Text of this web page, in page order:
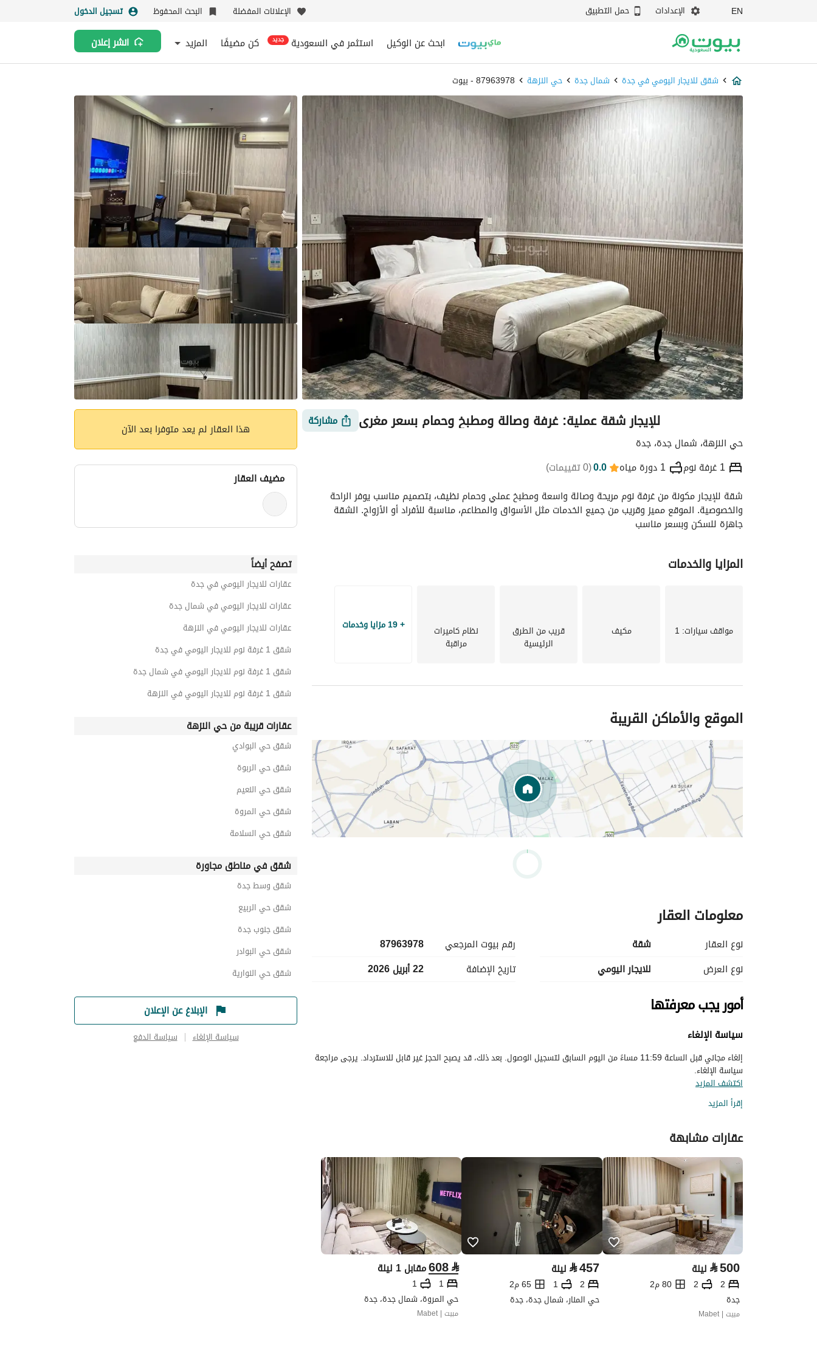
EN الإعدادات حمل التطبيق الإعلانات المفضلة البحث المحفوظ تسجيل الدخول
ابحث عن الوكيل استثمر في السعودية جديد كن مضيفًا المزيد انشر إعلان
شقق للايجار اليومي في جدة شمال جدة حي النزهة 87963978 - بيوت
للإيجار شقة عملية: غرفة وصالة ومطبخ وحمام بسعر مغري
مشاركة
حي النزهة، شمال جدة، جدة
1 غرفة نوم 1 دورة مياه 0.0
(0 تقييمات )
التفاصيل الموقع والأماكن القريبة معلومات وزارة السياحة التقييمات معلومات العقار أمور يجب معرفتها
جاهزة للسكن وبسعر مناسب
المزايا والخدمات
مواقف سيارات: 1 مكيف قريب من الطرق
الرئيسية
نظام كاميرات
مراقبة
+ 19 مزايا وخدمات
الموقع والأماكن القريبة
معلومات العقار
نوع العقار
شقة
نوع العرض
للايجار اليومي
رقم بيوت المرجعي
87963978
تاريخ الإضافة
22 أبريل 2026
أمور يجب معرفتها
سياسة الإلغاء
إلغاء مجاني قبل الساعة 11:59 مساءً من اليوم السابق لتسجيل الوصول. بعد ذلك، قد يصبح الحجز غير قابل للاسترداد. يرجى مراجعة
سياسة الإلغاء.
اكتشف المزيد
إقرأ المزيد
عقارات مشابهة
⃁500 ليلة
2
2
80 م2
جدة
مبيت | Mabet
⃁457 ليلة
2
1
65 م2
حي المنار، شمال جدة، جدة
⃁
608مقابل 1 ليلة
1
1
حي المروة، شمال جدة، جدة
مبيت | Mabet
هذا العقار لم يعد متوفرا بعد الآن
مضيف العقار
تصفح أيضاً
عقارات للايجار اليومي في جدة
عقارات للايجار اليومي في شمال جدة
عقارات للايجار اليومي في النزهة
شقق 1 غرفة نوم للايجار اليومي في جدة
شقق 1 غرفة نوم للايجار اليومي في شمال جدة
شقق 1 غرفة نوم للايجار اليومي في النزهة
عقارات قريبة من حي النزهة
شقق حي البوادي
شقق حي الربوة
شقق حي النعيم
شقق حي المروة
شقق حي السلامة
شقق في مناطق مجاورة
شقق وسط جدة
شقق حي الربيع
شقق جنوب جدة
شقق حي البوادر
شقق حي النوارية
الإبلاغ عن الإعلان
سياسة الإلغاء سياسة الدفع